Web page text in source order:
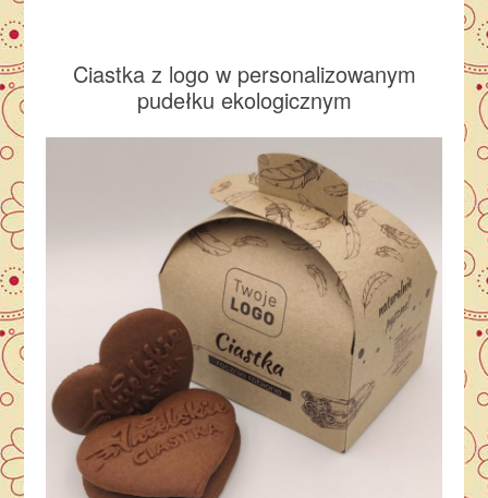
Ciastka z logo w personalizowanym
pudełku ekologicznym